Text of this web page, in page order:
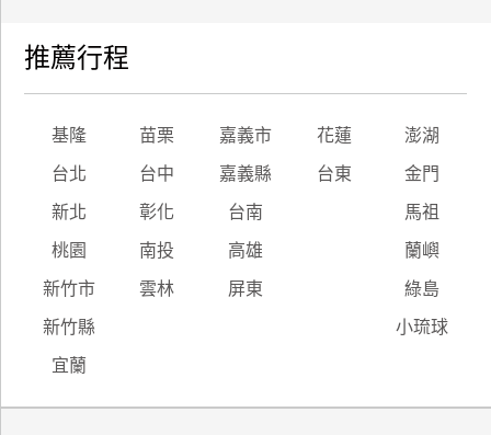
推薦行程
基隆 苗栗 嘉義市 花蓮 澎湖
台北 台中 嘉義縣 台東 金門
新北 彰化 台南 馬祖
桃園 南投 高雄 蘭嶼
新竹市 雲林 屏東 綠島
新竹縣 小琉球
宜蘭